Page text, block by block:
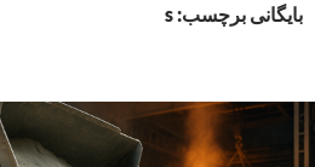
بایگانی برچسب: s